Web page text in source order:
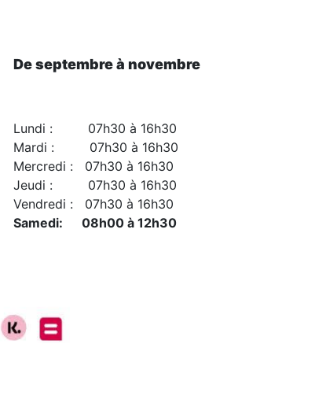
De septembre à novembre
Lundi : 07h30 à 16h30
Mardi : 07h30 à 16h30
Mercredi : 07h30 à 16h30
Jeudi : 07h30 à 16h30
Vendredi : 07h30 à 16h30
Samedi: 08h00 à 12h30